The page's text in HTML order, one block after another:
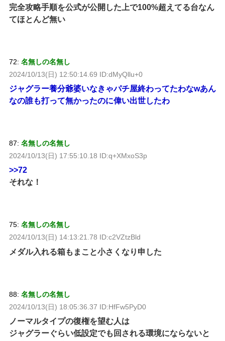
完全攻略手順を公式が公開した上で100%超えてる台なん
てほとんど無い
72: 名無しの名無し
2024/10/13(日) 12:50:14.69 ID:dMyQllu+0
ジャグラー養分爺婆いなきゃパチ屋終わってたわなwあん
なの誰も打って無かったのに偉い出世したわ
87: 名無しの名無し
2024/10/13(日) 17:55:10.18 ID:q+XMxoS3p
>>72
それな！
75: 名無しの名無し
2024/10/13(日) 14:13:21.78 ID:c2VZtzBld
メダル入れる箱もまこと小さくなり申した
88: 名無しの名無し
2024/10/13(日) 18:05:36.37 ID:HfFw5PyD0
ノーマルタイプの復権を望む人は
ジャグラーぐらい低設定でも回される環境にならないと